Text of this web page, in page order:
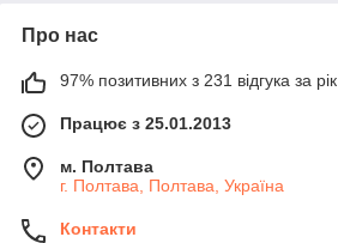
Про нас
97% позитивних з 231 відгука за рік
Працює з 25.01.2013
м. Полтава
г. Полтава, Полтава, Україна
Контакти